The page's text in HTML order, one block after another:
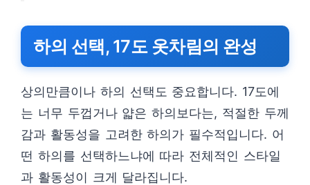
하의 선택, 17도 옷차림의 완성
상의만큼이나 하의 선택도 중요합니다. 17도에
는 너무 두껍거나 얇은 하의보다는, 적절한 두께
감과 활동성을 고려한 하의가 필수적입니다. 어
떤 하의를 선택하느냐에 따라 전체적인 스타일
과 활동성이 크게 달라집니다.